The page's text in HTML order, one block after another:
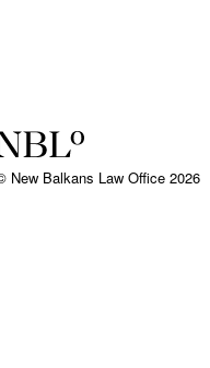
New Balkans Law Office
New Balkans Law Office 2026